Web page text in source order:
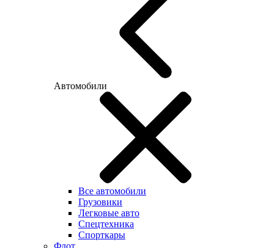
Автомобили
Все автомобили
Грузовики
Легковые авто
Спецтехника
Спорткары
Флот